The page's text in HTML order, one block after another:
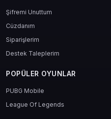
Şifremi Unuttum
Cüzdanım
Siparişlerim
Destek Taleplerim
POPÜLER OYUNLAR
PUBG Mobile
League Of Legends